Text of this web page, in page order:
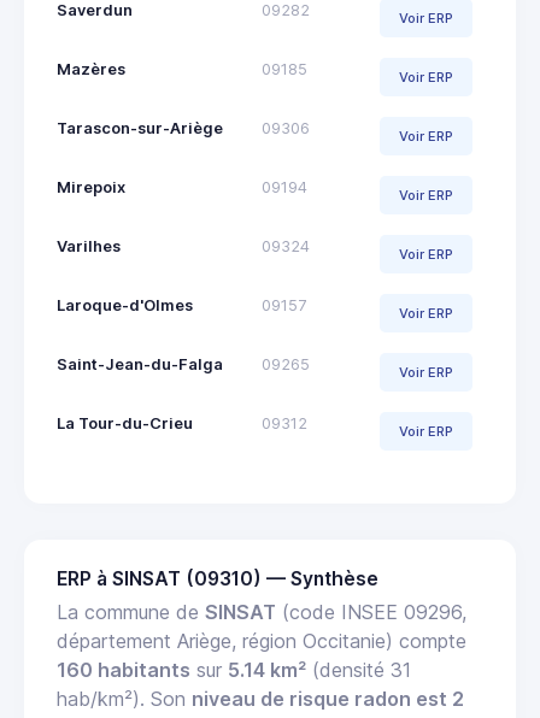
Saverdun 09282 Voir ERP
Mazères 09185 Voir ERP
Tarascon-sur-Ariège 09306 Voir ERP
Mirepoix 09194 Voir ERP
Varilhes 09324 Voir ERP
Laroque-d'Olmes 09157 Voir ERP
Saint-Jean-du-Falga 09265 Voir ERP
La Tour-du-Crieu 09312 Voir ERP
ERP à SINSAT (09310) — Synthèse
La commune de SINSAT (code INSEE 09296,
département Ariège, région Occitanie) compte
160 habitants sur 5.14 km² (densité 31
hab/km²). Son niveau de risque radon est 2